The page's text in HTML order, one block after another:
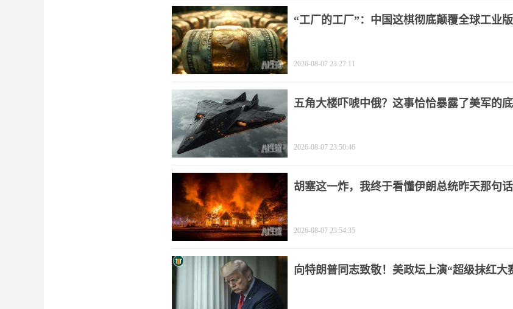
“工厂的工厂”：中国这棋彻底颠覆全球工业
2026-08-07 23:27:11
五角大楼吓唬中俄？这事恰恰暴露了美军的
2026-08-07 23:50:46
胡塞这一炸，我终于看懂伊朗总统昨天那句
2026-08-07 23:54:35
向特朗普同志致敬！美政坛上演“超级抹红大